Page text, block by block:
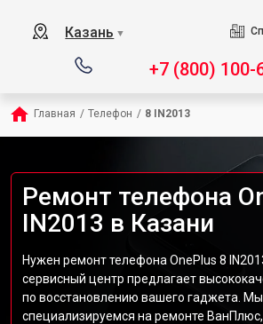
Казань ▼
+7 (800) 100-
Главная / Телефон / 8 IN2013
Ремонт телефона
IN2013 в Казани
Нужен ремонт телефона OnePlus 8
сервисный центр предлагает
по восстановлению вашего гаджета. Мы
специализируемся на ремонте